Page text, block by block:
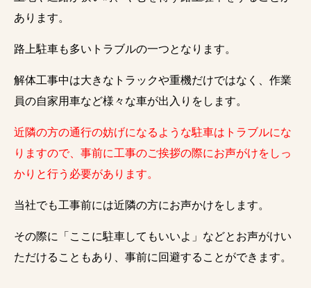
あります。
路上駐車も多いトラブルの一つとなります。
解体工事中は大きなトラックや重機だけではなく、作業
員の自家用車など様々な車が出入りをします。
近隣の方の通行の妨げになるような駐車はトラブルにな
りますので、事前に工事のご挨拶の際にお声がけをしっ
かりと行う必要があります。
当社でも工事前には近隣の方にお声かけをします。
その際に「ここに駐車してもいいよ」などとお声がけい
ただけることもあり、事前に回避することができます。